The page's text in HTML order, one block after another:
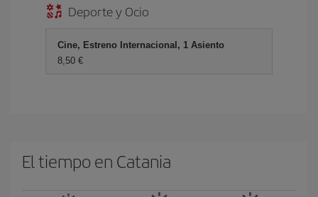
Deporte y Ocio
Cine, Estreno Internacional, 1 Asiento
8,50 €
El tiempo en Catania